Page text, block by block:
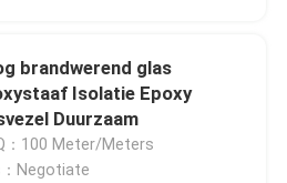
brandwerend glas
Isolatie Epoxy
Duurzaam
：100 Meter/Meters
：Negotiate